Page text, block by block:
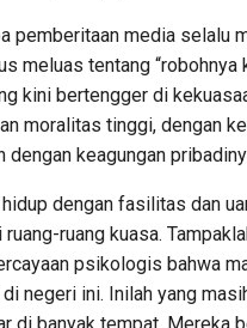
pemberitaan media selalu
meluas tentang
kini bertengger di
moralitas tinggi, dengan
dengan keagungan
dengan fasilitas dan
ruang kuasa.
psikologis bahwa
negeri ini. Inilah yang